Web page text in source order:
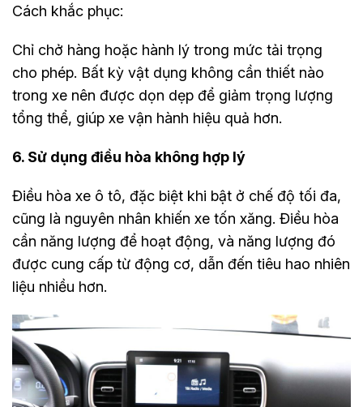
Cách khắc phục:
Chỉ chở hàng hoặc hành lý trong mức tải trọng
cho phép. Bất kỳ vật dụng không cần thiết nào
trong xe nên được dọn dẹp để giảm trọng lượng
tổng thể, giúp xe vận hành hiệu quả hơn.
6. Sử dụng điều hòa không hợp lý
Điều hòa xe ô tô, đặc biệt khi bật ở chế độ tối đa,
cũng là nguyên nhân khiến xe tốn xăng. Điều hòa
cần năng lượng để hoạt động, và năng lượng đó
được cung cấp từ động cơ, dẫn đến tiêu hao nhiên
liệu nhiều hơn.